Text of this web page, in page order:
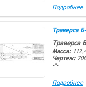
Подробнее
Траверса
Траверса
Масса:
Чертеж:
-*-
Подробнее